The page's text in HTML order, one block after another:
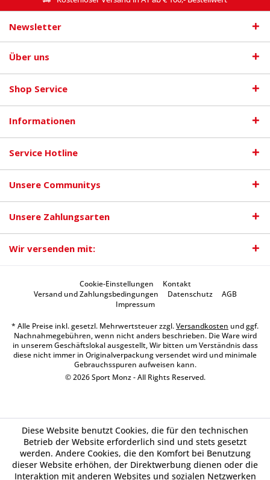
Newsletter
Über uns
Shop Service
Informationen
Service Hotline
Unsere Communitys
Unsere Zahlungsarten
Wir versenden mit:
Cookie-Einstellungen
Kontakt
Versand und Zahlungsbedingungen
Datenschutz
AGB
Impressum
* Alle Preise inkl. gesetzl. Mehrwertsteuer zzgl.Versandkosten und ggf.
Nachnahmegebühren, wenn nicht anders beschrieben. Die Ware wird
in unserem Geschäftslokal ausgestellt, Wir bitten um Verständnis dass
diese nicht immer in Originalverpackung versendet wird und minimale
Gebrauchsspuren aufweisen kann.
© 2026 Sport Monz - All Rights Reserved.
Diese Website benutzt Cookies, die für den technischen
Betrieb der Website erforderlich sind und stets gesetzt
werden. Andere Cookies, die den Komfort bei Benutzung
dieser Website erhöhen, der Direktwerbung dienen oder die
Interaktion mit anderen Websites und sozialen Netzwerken